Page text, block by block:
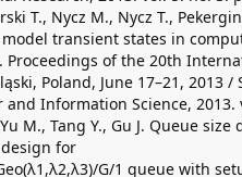
T., Nycz M., Nycz T.,
transient states in
Proceedings of the 20th
Poland, June 17–21, 2013
and Information Science, 2013.
M., Tang Y., Gu J. Queue
for
G/1 queue with